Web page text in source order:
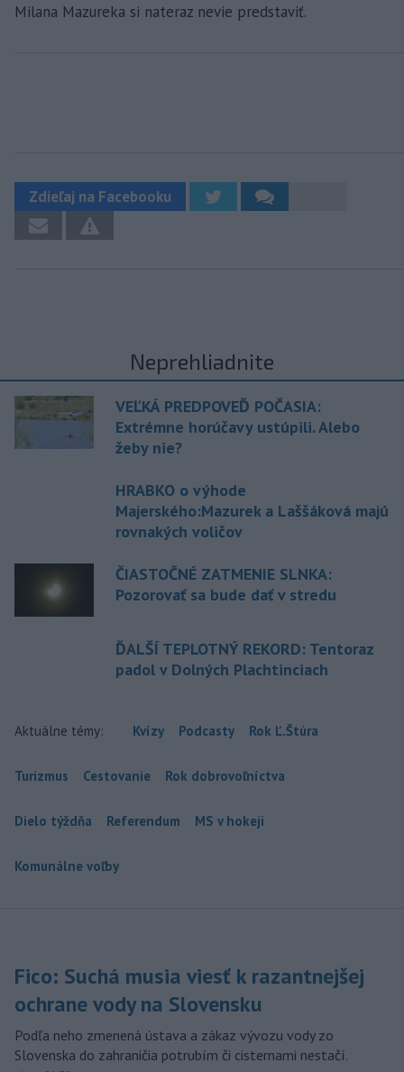
Milana Mazureka si nateraz nevie predstaviť.
Zdieľaj na Facebooku
Neprehliadnite
VEĽKÁ PREDPOVEĎ POČASIA:
Extrémne horúčavy ustúpili. Alebo
žeby nie?
HRABKO o výhode
Majerského:Mazurek a Laššáková majú
rovnakých voličov
ČIASTOČNÉ ZATMENIE SLNKA:
Pozorovať sa bude dať v stredu
ĎALŠÍ TEPLOTNÝ REKORD: Tentoraz
padol v Dolných Plachtinciach
Aktuálne témy: Kvízy Podcasty Rok Ľ.Štúra
Turizmus Cestovanie Rok dobrovoľníctva
Dielo týždňa Referendum MS v hokeji
Komunálne voľby
Fico: Suchá musia viesť k razantnejšej
ochrane vody na Slovensku
Podľa neho zmenená ústava a zákaz vývozu vody zo
Slovenska do zahraničia potrubím či cisternami nestačí.